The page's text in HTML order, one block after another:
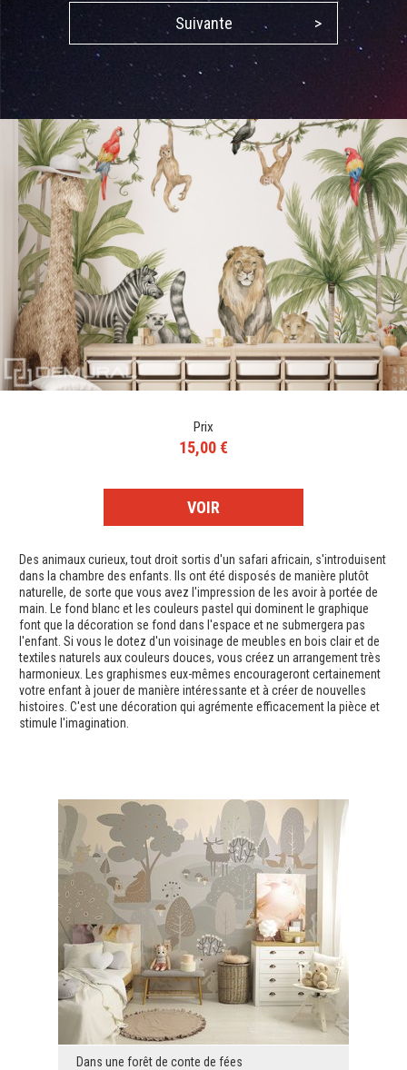
Suivante >
Prix
15,00 €
VOIR
Des animaux curieux, tout droit sortis d'un safari africain, s'introduisent
dans la chambre des enfants. Ils ont été disposés de manière plutôt
naturelle, de sorte que vous avez l'impression de les avoir à portée de
main. Le fond blanc et les couleurs pastel qui dominent le graphique
font que la décoration se fond dans l'espace et ne submergera pas
l'enfant. Si vous le dotez d'un voisinage de meubles en bois clair et de
textiles naturels aux couleurs douces, vous créez un arrangement très
harmonieux. Les graphismes eux-mêmes encourageront certainement
votre enfant à jouer de manière intéressante et à créer de nouvelles
histoires. C'est une décoration qui agrémente efficacement la pièce et
stimule l'imagination.
Dans une forêt de conte de fées